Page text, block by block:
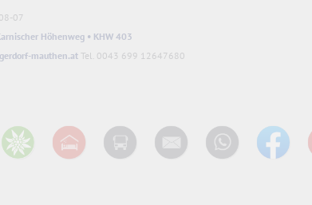
07
Höhenweg • KHW 403
mauthen.atTel. 0043 699 12647680